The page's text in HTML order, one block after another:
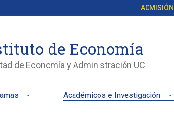
ADMISIÓN
de Economía
de Economía y Administración UC
arrow_drop_down Académicos e Investigación arrow_drop_down